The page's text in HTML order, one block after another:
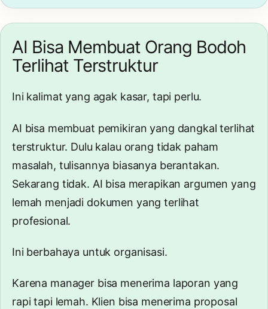
AI Bisa Membuat Orang Bodoh
Terlihat Terstruktur
Ini kalimat yang agak kasar, tapi perlu.
AI bisa membuat pemikiran yang dangkal terlihat
terstruktur. Dulu kalau orang tidak paham
masalah, tulisannya biasanya berantakan.
Sekarang tidak. AI bisa merapikan argumen yang
lemah menjadi dokumen yang terlihat
profesional.
Ini berbahaya untuk organisasi.
Karena manager bisa menerima laporan yang
rapi tapi lemah. Klien bisa menerima proposal